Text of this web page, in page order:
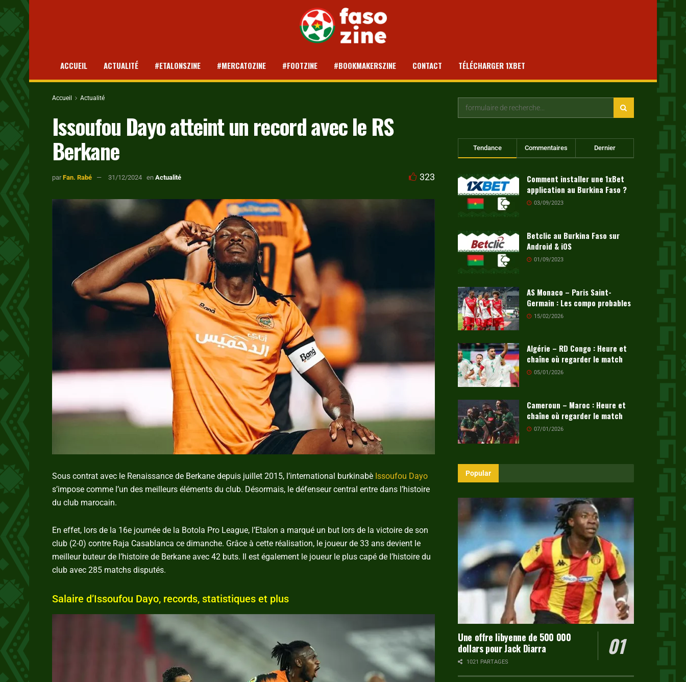
ACCUEIL ACTUALITÉ #ETALONSZINE #MERCATOZINE #FOOTZINE #BOOKMAKERSZINE CONTACT TÉLÉCHARGER 1XBET
Accueil Actualité
Issoufou Dayo atteint un record avec le RS
Berkane
par Fan. Rabé 31/12/2024 en Actualité 323
Sous contrat avec le Renaissance de Berkane depuis juillet 2015, l’international burkinabè Issoufou Dayo
s’impose comme l’un des meilleurs éléments du club. Désormais, le défenseur central entre dans l’histoire
du club marocain.
En effet, lors de la 16e journée de la Botola Pro League, l’Etalon a marqué un but lors de la victoire de son
club (2-0) contre Raja Casablanca ce dimanche. Grâce à cette réalisation, le joueur de 33 ans devient le
meilleur buteur de l’histoire de Berkane avec 42 buts. Il est également le joueur le plus capé de l’histoire du
club avec 285 matchs disputés.
Salaire d’Issoufou Dayo, records, statistiques et plus
Tendance Commentaires Dernier
Comment installer une 1xBet
application au Burkina Faso ?
03/09/2023
Betclic au Burkina Faso sur
Android & iOS
01/09/2023
AS Monaco – Paris Saint-
Germain : Les compo probables
15/02/2026
Algérie – RD Congo : Heure et
chaîne où regarder le match
05/01/2026
Cameroun – Maroc : Heure et
chaîne où regarder le match
07/01/2026
Popular
Une offre libyenne de 500 000
dollars pour Jack Diarra
1021 PARTAGES